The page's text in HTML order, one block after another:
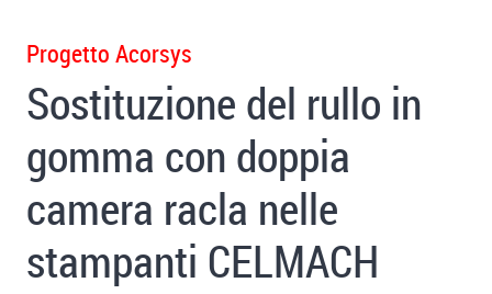
Progetto Acorsys
Sostituzione del rullo in
gomma con doppia
camera racla nelle
stampanti CELMACH